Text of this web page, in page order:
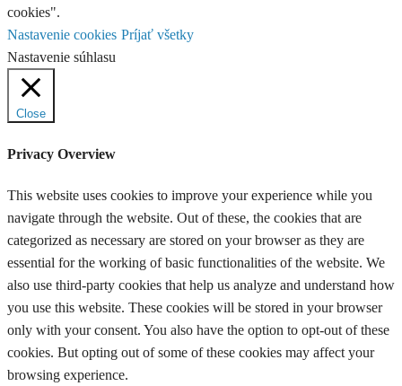
cookies".
Nastavenie cookies Príjať všetky
Nastavenie súhlasu
Close
Privacy Overview
This website uses cookies to improve your experience while you
navigate through the website. Out of these, the cookies that are
categorized as necessary are stored on your browser as they are
essential for the working of basic functionalities of the website. We
also use third-party cookies that help us analyze and understand how
you use this website. These cookies will be stored in your browser
only with your consent. You also have the option to opt-out of these
cookies. But opting out of some of these cookies may affect your
browsing experience.